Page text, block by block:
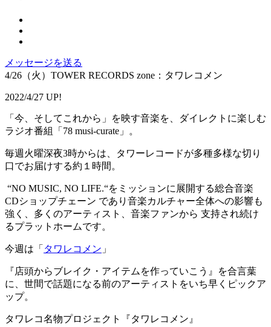
メッセージを送る
4/26（火）TOWER RECORDS zone：タワレコメン
2022/4/27 UP!
「今、そしてこれから」を映す音楽を、ダイレクトに楽しむ
ラジオ番組「78 musi-curate」。
毎週火曜深夜3時からは、タワーレコードが多種多様な切り
口でお届けする約１時間。
“NO MUSIC, NO LIFE.“をミッションに展開する総合音楽
CDショップチェーン であり音楽カルチャー全体への影響も
強く、多くのアーティスト、音楽ファンから 支持され続け
るプラットホームです。
今週は「 タワレコメン 」
『店頭からブレイク・アイテムを作っていこう』を合言葉
に、世間で話題になる前のアーティストをいち早くピックア
ップ。
タワレコ名物プロジェクト『タワレコメン』